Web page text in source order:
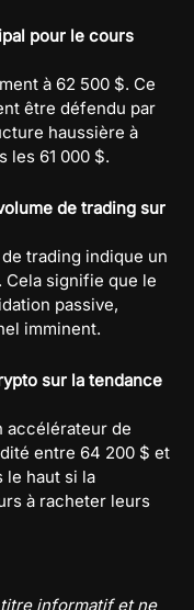
pour le cours
à 62 500 $. Ce
être défendu par
haussière à
les 61 000 $.
de trading sur
trading indique un
Cela signifie que le
passive,
imminent.
sur la tendance
accélérateur de
entre 64 200 $ et
le haut si la
à racheter leurs
informatif et ne